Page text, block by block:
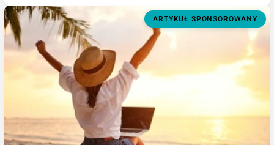
ARTYKUŁ SPONSOROWANY